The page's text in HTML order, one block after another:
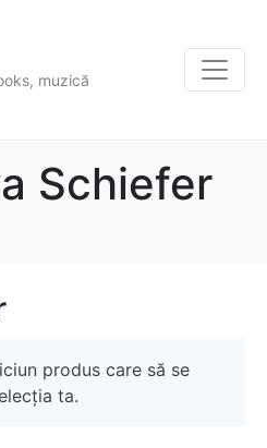
muzică
Schiefer
produs care să se
ta.